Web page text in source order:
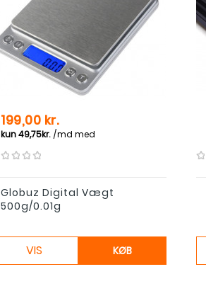
Pris
199,00 kr.
Globuz Digital Vægt
500g/0.01g
VIS KØB